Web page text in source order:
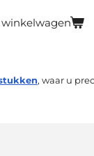
, waar u